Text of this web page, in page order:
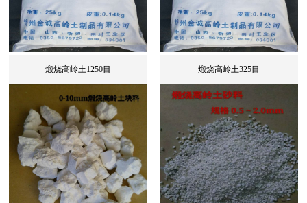
煅烧高岭土1250目 煅烧高岭土325目